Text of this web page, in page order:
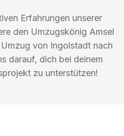
Erfahrungen unserer
den Umzugskönig Amsel
von Ingolstadt nach
darauf, dich bei deinem
zu unterstützen!